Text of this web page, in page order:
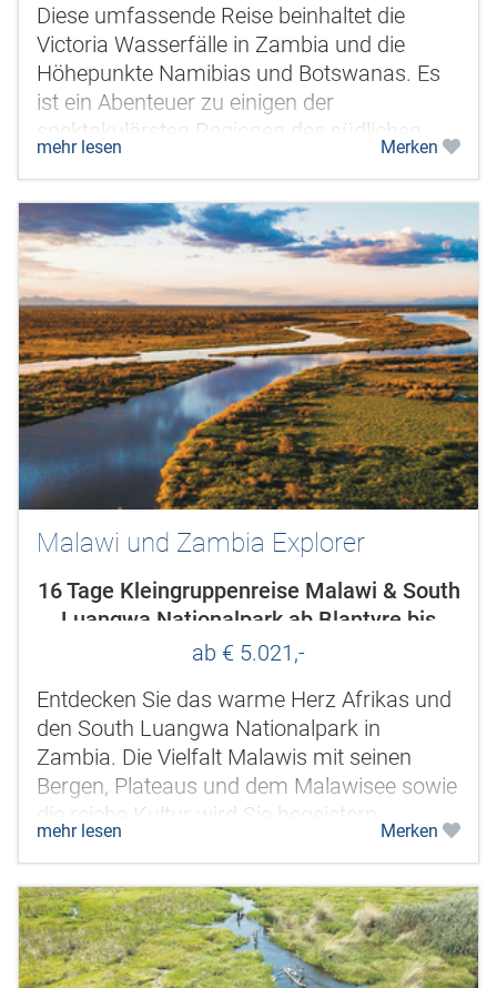
Diese umfassende Reise beinhaltet die
Victoria Wasserfälle in Zambia und die
Höhepunkte Namibias und Botswanas. Es
ist ein Abenteuer zu einigen der
spektakulärsten Regionen des südlichen
Afrikas. Dieses Abenteuer erleben Sie
gemeinsam...
mehr lesen Merken
Malawi und Zambia Explorer
16 Tage Kleingruppenreise Malawi & South
Luangwa Nationalpark ab Blantyre bis
Lilongwe
ab € 5.021,-
Entdecken Sie das warme Herz Afrikas und
den South Luangwa Nationalpark in
Zambia. Die Vielfalt Malawis mit seinen
Bergen, Plateaus und dem Malawisee sowie
die reiche Kultur wird Sie begeistern.
Zambia bezaubert mit großartigen...
mehr lesen Merken